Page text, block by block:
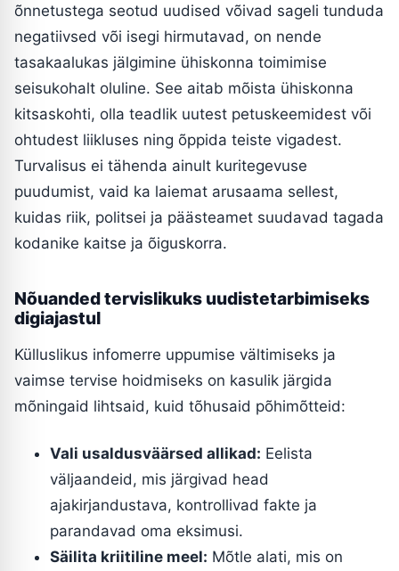
õnnetustega seotud uudised võivad sageli tunduda
negatiivsed või isegi hirmutavad, on nende
tasakaalukas jälgimine ühiskonna toimimise
seisukohalt oluline. See aitab mõista ühiskonna
kitsaskohti, olla teadlik uutest petuskeemidest või
ohtudest liikluses ning õppida teiste vigadest.
Turvalisus ei tähenda ainult kuritegevuse
puudumist, vaid ka laiemat arusaama sellest,
kuidas riik, politsei ja päästeamet suudavad tagada
kodanike kaitse ja õiguskorra.
Nõuanded tervislikuks uudistetarbimiseks
digiajastul
Külluslikus infomerre uppumise vältimiseks ja
vaimse tervise hoidmiseks on kasulik järgida
mõningaid lihtsaid, kuid tõhusaid põhimõtteid:
Vali usaldusväärsed allikad: Eelista
väljaandeid, mis järgivad head
ajakirjandustava, kontrollivad fakte ja
parandavad oma eksimusi.
Säilita kriitiline meel: Mõtle alati, mis on